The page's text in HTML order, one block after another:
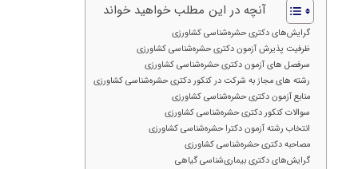
آنچه در این مطلب خواهید خواند
گرایش‌های دکتری حشره‌شناسی کشاورزی
ظرفیت پذیرش آزمون دکتری حشره‌شناسی کشاورزی
سرفصل های آزمون دکتری حشره‌شناسی کشاورزی
رشته های مجاز به شرکت در کنکور دکتری حشره‌شناسی کشاورزی
منابع آزمون دکتری حشره‌شناسی کشاورزی
سوالات کنکور دکتری حشره‌شناسی کشاورزی
انتخاب رشته آزمون دکترا حشره‌شناسی کشاورزی
مصاحبه دکتری حشره‌شناسی کشاورزی
گرایش‌های دکتری بیماری‌شناسی گیاهی